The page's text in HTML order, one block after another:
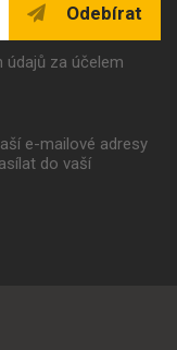
Odebírat
za účelem
e-mailové adresy
do vaší